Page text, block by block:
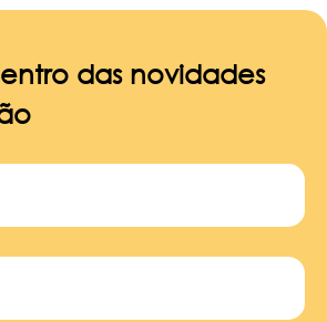
das novidades